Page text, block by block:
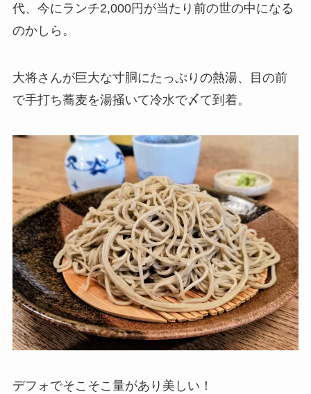
代、今にランチ2,000円が当たり前の世の中になる
のかしら。
大将さんが巨大な寸胴にたっぷりの熱湯、目の前
で手打ち蕎麦を湯掻いて冷水で〆て到着。
デフォでそこそこ量があり美しい！